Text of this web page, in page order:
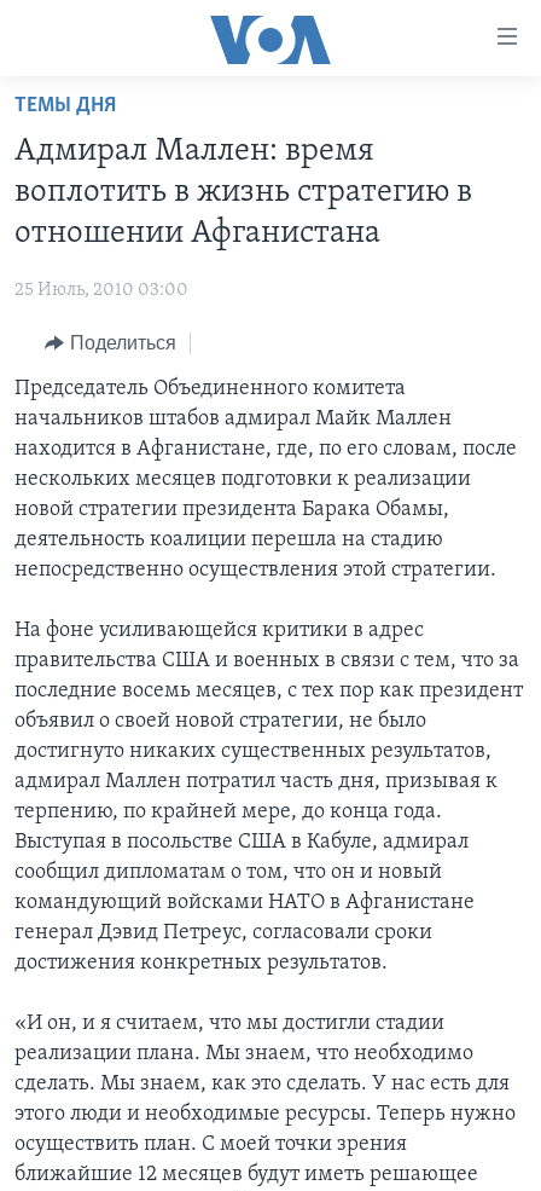
Перейти
основной
контент
основной
Перейти
поиск
ПРОГРАММЫ
ИТОГИ
ПОЧЕМУ ЭТО ВАЖНО?
ДИСКУССИЯ VOA
НЬЮ-ЙОРК NEW YORK
АМЕРИКА. БОЛЬШОЕ ПУТЕШЕСТВИЕ
НАША АМЕРИКАНСКАЯ ИСТОРИЯ
А КАК В АМЕРИКЕ?
АРТЕФАКТЫ
АМЕРИКАНСКИЕ ГОРОДКИ
ТЕСТЫ
ИНТЕРВЬЮ
ФАКТЫ ПРОТИВ ФЕЙКОВ
ЗА СВОБОДУ ПРЕССЫ
УЧИМ АНГЛИЙСКИЙ
ВИДЕО
ПОДПИСКА НА НОВОСТИ
Learning English
Языки
ТЕМЫ ДНЯ
Адмирал Маллен: время
воплотить в жизнь стратегию в
отношении Афганистана
25 Июль, 2010 03:00
Поделиться
Председатель Объединенного комитета
начальников штабов адмирал Майк Маллен
находится в Афганистане, где, по его словам, после
нескольких месяцев подготовки к реализации
новой стратегии президента Барака Обамы,
деятельность коалиции перешла на стадию
непосредственно осуществления этой стратегии.
На фоне усиливающейся критики в адрес
правительства США и военных в связи с тем, что за
последние восемь месяцев, с тех пор как президент
объявил о своей новой стратегии, не было
достигнуто никаких существенных результатов,
адмирал Маллен потратил часть дня, призывая к
терпению, по крайней мере, до конца года.
Выступая в посольстве США в Кабуле, адмирал
сообщил дипломатам о том, что он и новый
командующий войсками НАТО в Афганистане
генерал Дэвид Петреус, согласовали сроки
достижения конкретных результатов.
«И он, и я считаем, что мы достигли стадии
реализации плана. Мы знаем, что необходимо
сделать. Мы знаем, как это сделать. У нас есть для
этого люди и необходимые ресурсы. Теперь нужно
осуществить план. С моей точки зрения
ближайшие 12 месяцев будут иметь решающее